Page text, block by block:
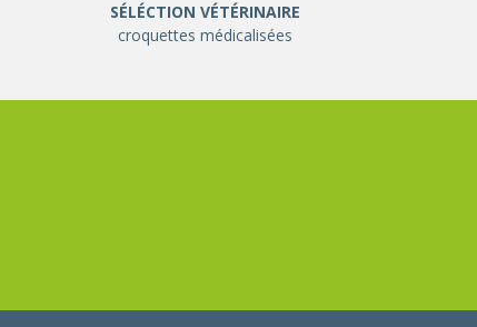
SÉLÉCTION VÉTÉRINAIRE
croquettes médicalisées